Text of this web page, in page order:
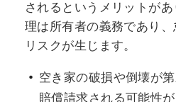
されるというメリットが
理は所有者の義務であり
リスクが生じます。
空き家の破損や倒壊が
賠償請求される可能性